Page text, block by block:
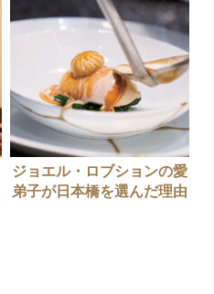
ジョエル・ロブションの愛
弟子が日本橋を選んだ理由